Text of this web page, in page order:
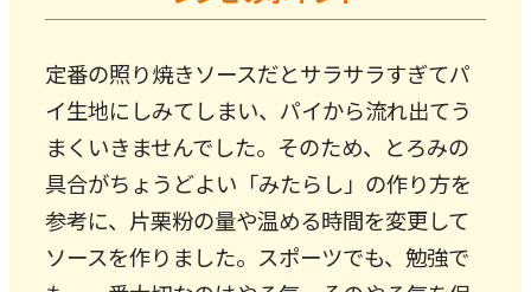
定番の照り焼きソースだとサラサラすぎてパ
イ生地にしみてしまい、パイから流れ出てう
まくいきませんでした。そのため、とろみの
具合がちょうどよい「みたらし」の作り方を
参考に、片栗粉の量や温める時間を変更して
ソースを作りました。スポーツでも、勉強で